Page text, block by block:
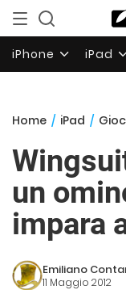
iPhone iPad
Home / iPad /
un
impara
Emiliano
11 Maggio 2012